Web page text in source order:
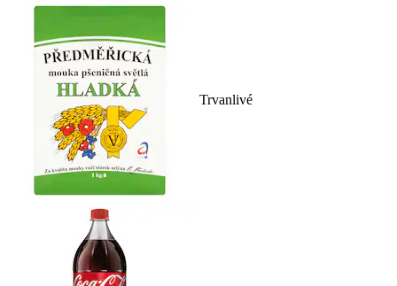
Trvanlivé